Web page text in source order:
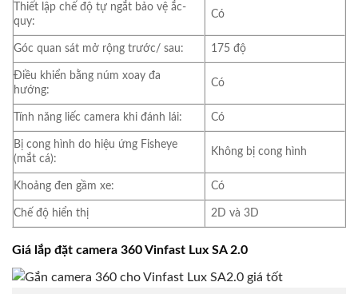
Thiết lập chế độ tự ngắt bảo vệ ắc-
quy:
Có
Góc quan sát mở rộng trước/ sau: 175 độ
Điều khiển bằng núm xoay đa
hướng:
Có
Tính năng liếc camera khi đánh lái: Có
Bị cong hình do hiệu ứng Fisheye
(mắt cá):
Không bị cong hình
Khoảng đen gầm xe: Có
Chế độ hiển thị 2D và 3D
Giá lắp đặt camera 360 Vinfast Lux SA 2.0